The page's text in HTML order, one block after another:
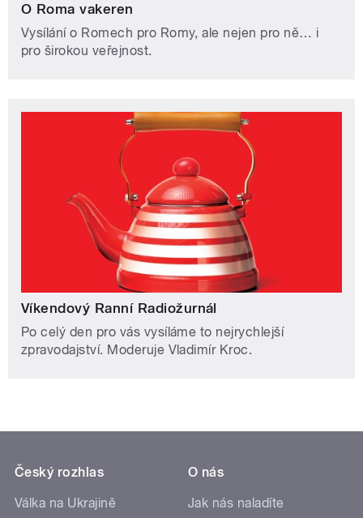
O Roma vakeren
Vysílání o Romech pro Romy, ale nejen pro ně… i
pro širokou veřejnost.
Víkendový Ranní Radiožurnál
Po celý den pro vás vysíláme to nejrychlejší
zpravodajství. Moderuje Vladimír Kroc.
Český rozhlas
Válka na Ukrajině
O nás
Jak nás naladíte